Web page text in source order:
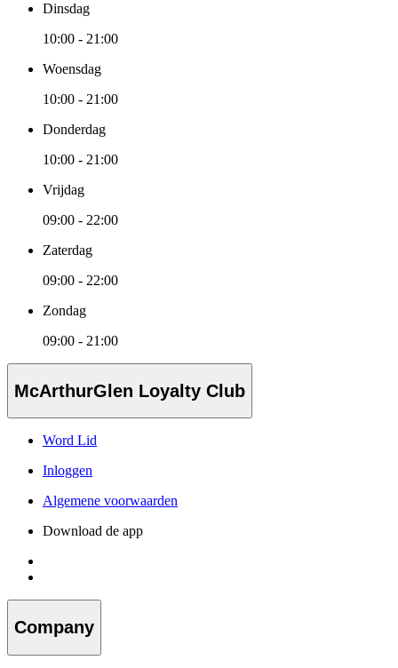
Dinsdag
10:00 - 21:00
Woensdag
10:00 - 21:00
Donderdag
10:00 - 21:00
Vrijdag
09:00 - 22:00
Zaterdag
09:00 - 22:00
Zondag
09:00 - 21:00
McArthurGlen Loyalty Club
Word Lid
Inloggen
Algemene voorwaarden
Download de app
Company